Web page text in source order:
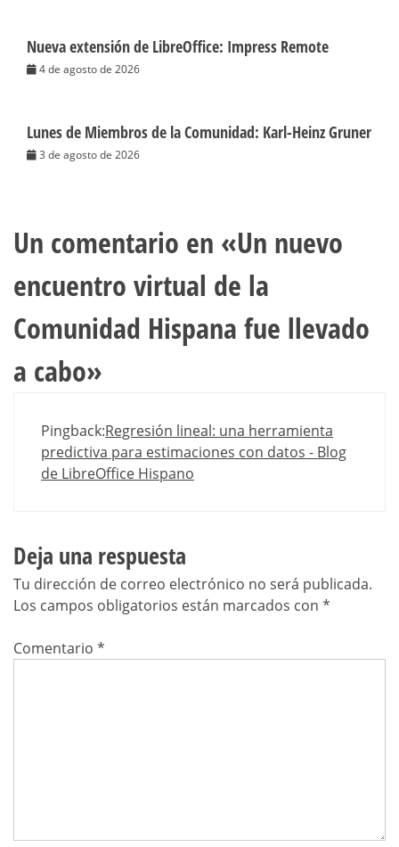
Nueva extensión de LibreOffice: Impress Remote
4 de agosto de 2026
Lunes de Miembros de la Comunidad: Karl-Heinz Gruner
3 de agosto de 2026
Un comentario en «Un nuevo
encuentro virtual de la
Comunidad Hispana fue llevado
a cabo»
Pingback:Regresión lineal: una herramienta
predictiva para estimaciones con datos - Blog
de LibreOffice Hispano
Deja una respuesta
Tu dirección de correo electrónico no será publicada.
Los campos obligatorios están marcados con *
Comentario *